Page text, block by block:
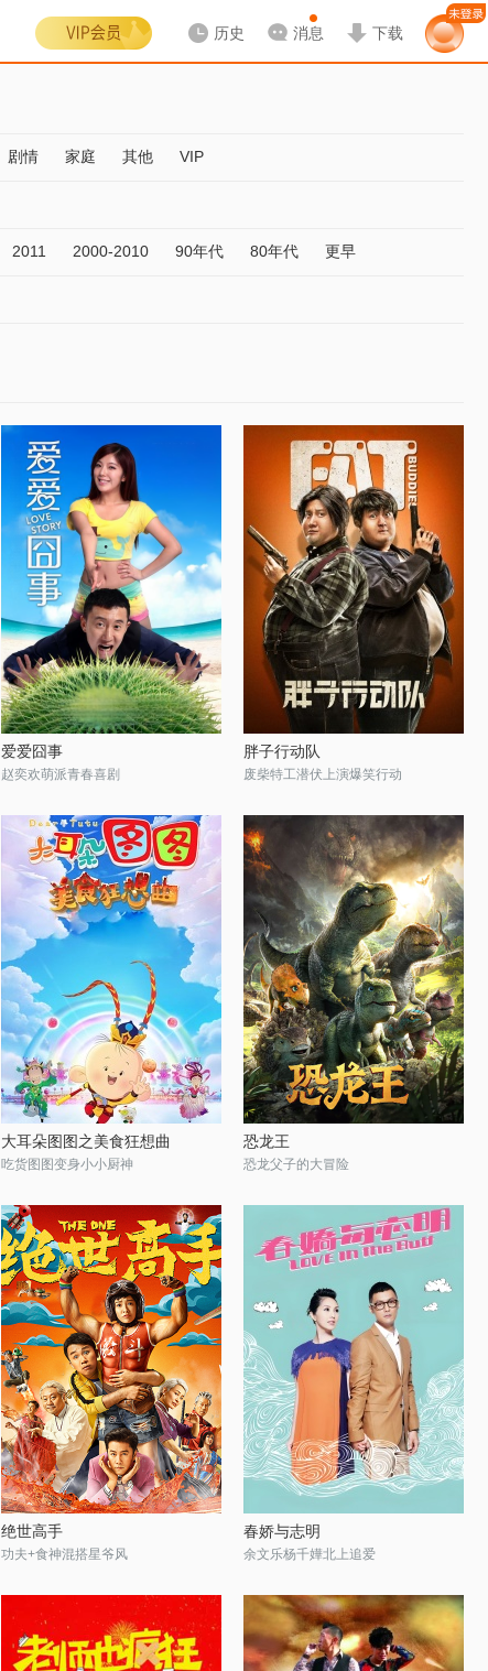
历史 消息 下载
剧情 家庭 其他 VIP
2011 2000-2010 90年代 80年代 更早
爱爱囧事
赵奕欢萌派青春喜剧
胖子行动队
废柴特工潜伏上演爆笑行动
大耳朵图图之美食狂想曲
吃货图图变身小小厨神
恐龙王
恐龙父子的大冒险
绝世高手
功夫+食神混搭星爷风
春娇与志明
余文乐杨千嬅北上追爱